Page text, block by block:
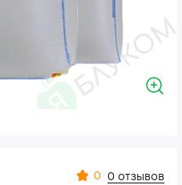
0 0 отзывов